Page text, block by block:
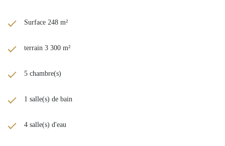
Surface 248 m²
terrain 3 300 m²
5 chambre(s)
1 salle(s) de bain
4 salle(s) d'eau